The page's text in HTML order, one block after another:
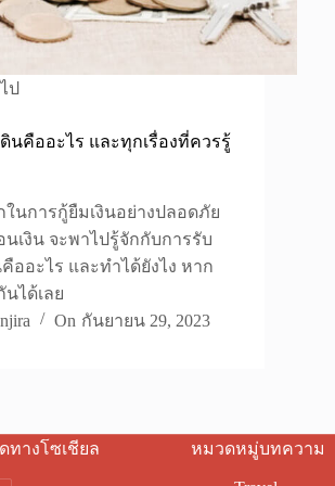
ป
นคืออะไร และทุกเรื่องที่ควรรู้
ในการกู้ยืมเงินอย่างปลอดภัย
เงิน จะพาไปรู้จักกับการรับ
ออะไร และทำได้ยังไง หาก
ได้เลย
On กันยายน 29, 2023
ทางโซเชียล หมวดหมู่บทความ